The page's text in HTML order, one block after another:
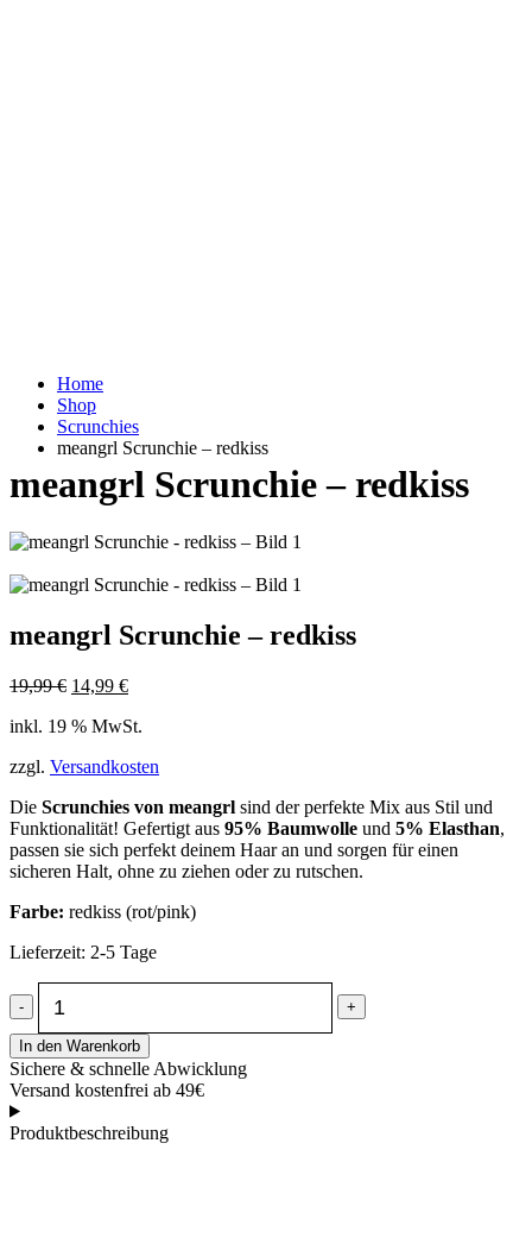
Home
Shop
Scrunchies
meangrl Scrunchie – redkiss
meangrl Scrunchie – redkiss
meangrl Scrunchie – redkiss
19,99€ Ursprünglicher
war:
14,99 €Aktueller
ist:
inkl. 19 % MwSt.
zzgl. Versandkosten
Die Scrunchies von meangrl sind der perfekte Mix aus Stil und
Funktionalität! Gefertigt aus 95% Baumwolle und 5% Elasthan,
passen sie sich perfekt deinem Haar an und sorgen für einen
sicheren Halt, ohne zu ziehen oder zu rutschen.
Farbe: redkiss (rot/pink)
Lieferzeit: 2-5 Tage
- +
In den Warenkorb
Sichere & schnelle Abwicklung
Versand kostenfrei ab 49€
Produktbeschreibung